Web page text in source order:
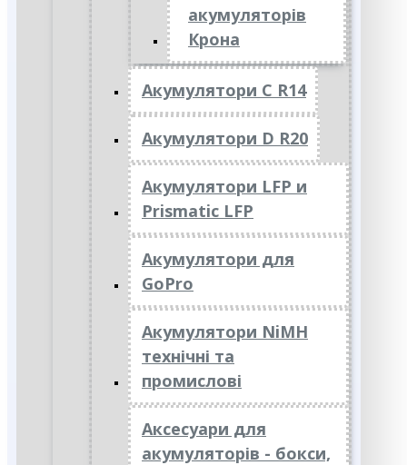
акумуляторів
Крона
Акумулятори C R14
Акумулятори D R20
Акумулятори LFP и
Prismatic LFP
Акумулятори для
GoPro
Акумулятори NiMH
технічні та
промислові
Аксесуари для
акумуляторів - бокси,